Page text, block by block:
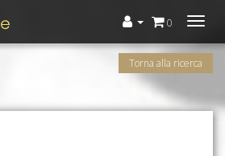
Menù
0
Torna alla ricerca